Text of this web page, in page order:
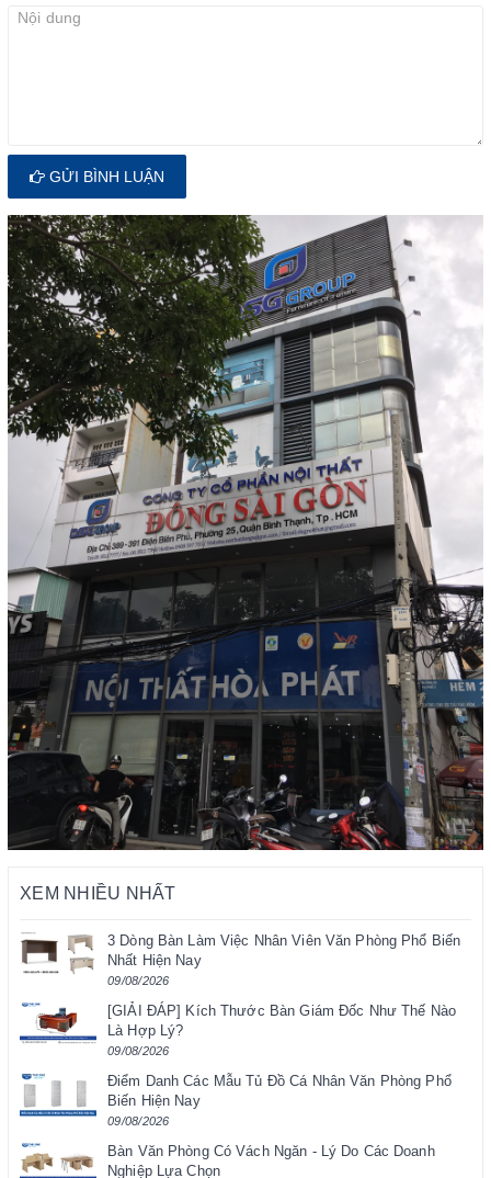
GỬI BÌNH LUẬN
XEM NHIỀU NHẤT
3 Dòng Bàn Làm Việc Nhân Viên Văn Phòng Phổ Biến
Nhất Hiện Nay
09/08/2026
[GIẢI ĐÁP] Kích Thước Bàn Giám Đốc Như Thế Nào
Là Hợp Lý?
09/08/2026
Điểm Danh Các Mẫu Tủ Đồ Cá Nhân Văn Phòng Phổ
Biến Hiện Nay
09/08/2026
Bàn Văn Phòng Có Vách Ngăn - Lý Do Các Doanh
Nghiệp Lựa Chọn